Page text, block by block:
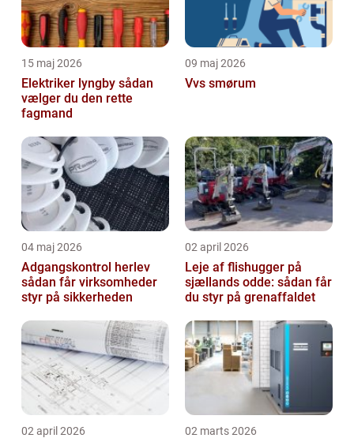
15 maj 2026
Elektriker lyngby sådan
vælger du den rette
fagmand
09 maj 2026
Vvs smørum
04 maj 2026
Adgangskontrol herlev
sådan får virksomheder
styr på sikkerheden
02 april 2026
Leje af flishugger på
sjællands odde: sådan får
du styr på grenaffaldet
02 april 2026 02 marts 2026